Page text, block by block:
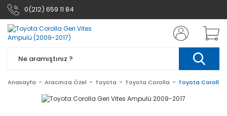
0(212) 659 11 84
Anasayfa Aracınıza Özel Toyota Toyota Corolla Toyota Corolla